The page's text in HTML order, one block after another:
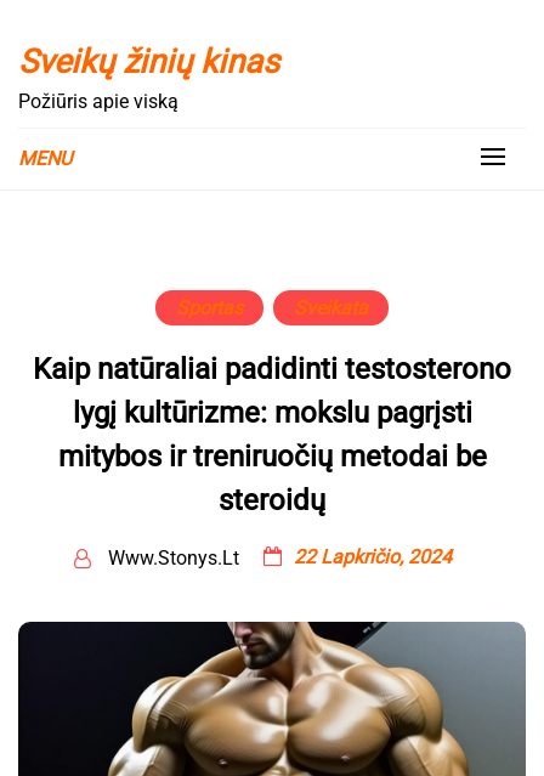
content
Sveikų žinių kinas
Požiūris apie viską
MENU
Sportas Sveikata
Kaip natūraliai padidinti testosterono
lygį kultūrizme: mokslu pagrįsti
mitybos ir treniruočių metodai be
steroidų
Www.stonys.lt 22 Lapkričio, 2024